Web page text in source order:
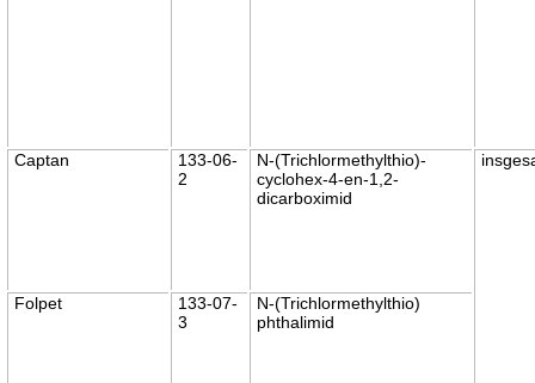
Captan
133-06-
2
N-(Trichlormethylthio)-
cyclohex-4-en-1,2-
dicarboximid
Folpet
133-07-
3
N-(Trichlormethylthio)
phthalimid